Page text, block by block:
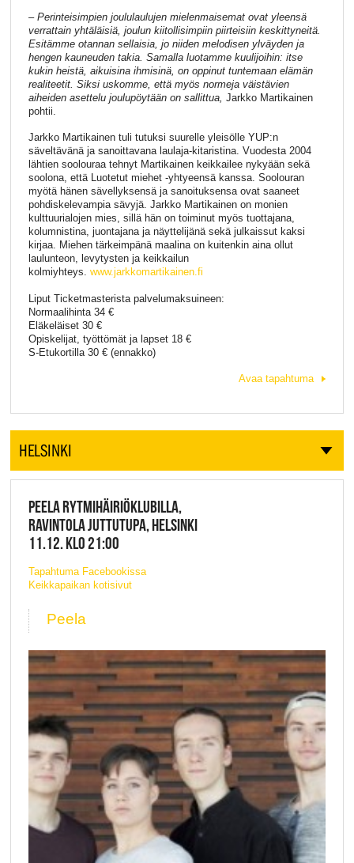
– Perinteisimpien joululaulujen mielenmaisemat ovat yleensä
verrattain yhtäläisiä, joulun kiitollisimpiin piirteisiin keskittyneitä.
Esitämme otannan sellaisia, jo niiden melodisen ylväyden ja
hengen kauneuden takia. Samalla luotamme kuulijoihin: itse
kukin heistä, aikuisina ihmisinä, on oppinut tuntemaan elämän
realiteetit. Siksi uskomme, että myös normeja väistävien
aiheiden asettelu joulupöytään on sallittua, Jarkko Martikainen
pohtii.
Jarkko Martikainen tuli tutuksi suurelle yleisölle YUP:n
säveltävänä ja sanoittavana laulaja-kitaristina. Vuodesta 2004
lähtien soolouraa tehnyt Martikainen keikkailee nykyään sekä
soolona, että Luotetut miehet -yhtyeensä kanssa. Soolouran
myötä hänen sävellyksensä ja sanoituksensa ovat saaneet
pohdiskelevampia sävyjä. Jarkko Martikainen on monien
kulttuurialojen mies, sillä hän on toiminut myös tuottajana,
kolumnistina, juontajana ja näyttelijänä sekä julkaissut kaksi
kirjaa. Miehen tärkeimpänä maalina on kuitenkin aina ollut
laulunteon, levytysten ja keikkailun
kolmiyhteys. www.jarkkomartikainen.fi
Liput Ticketmasterista palvelumaksuineen:
Normaalihinta 34 €
Eläkeläiset 30 €
Opiskelijat, työttömät ja lapset 18 €
S-Etukortilla 30 € (ennakko)
Avaa tapahtuma
HELSINKI
PEELA RYTMIHÄIRIÖKLUBILLA,
RAVINTOLA JUTTUTUPA, HELSINKI
11.12. KLO 21:00
Tapahtuma Facebookissa
Keikkapaikan kotisivut
Peela